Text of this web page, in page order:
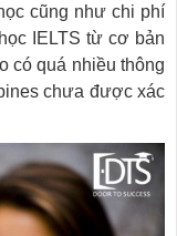
cũng như chi phí
IELTS từ cơ bản
có quá nhiều thông
chưa được xác